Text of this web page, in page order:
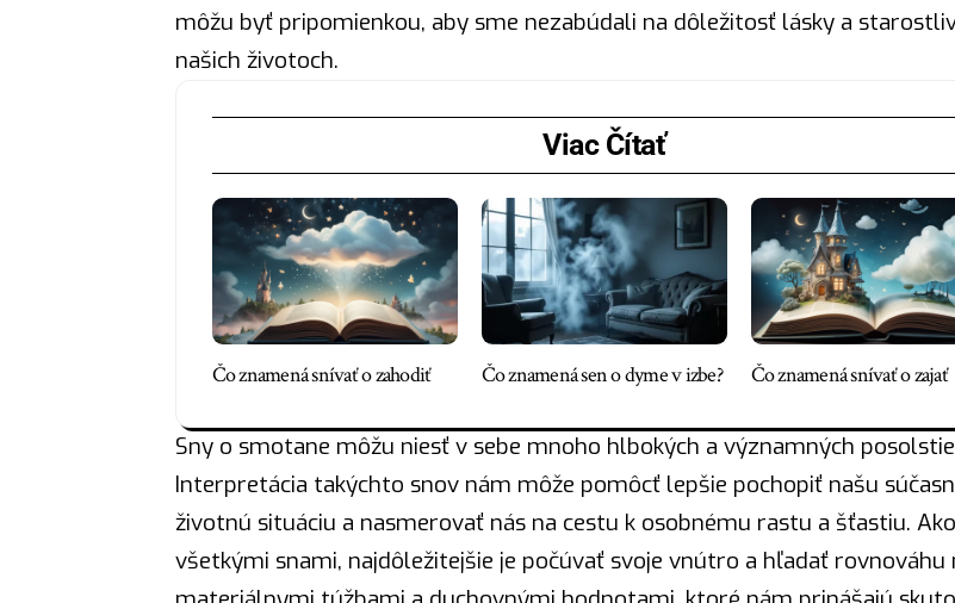
môžu byť pripomienkou, aby sme nezabúdali na dôležitosť lásky a
našich životoch.
Viac Čítať
Čo znamená snívať o zahodiť Čo znamená sen o dyme v izbe? Čo znamená snívať o zajať
Sny o smotane môžu niesť v sebe mnoho hlbokých a významných
Interpretácia takýchto snov nám môže pomôcť lepšie pochopiť našu
životnú situáciu a nasmerovať nás na cestu k osobnému rastu a šťastiu.
všetkými snami, najdôležitejšie je počúvať svoje vnútro a hľadať rovnováhu